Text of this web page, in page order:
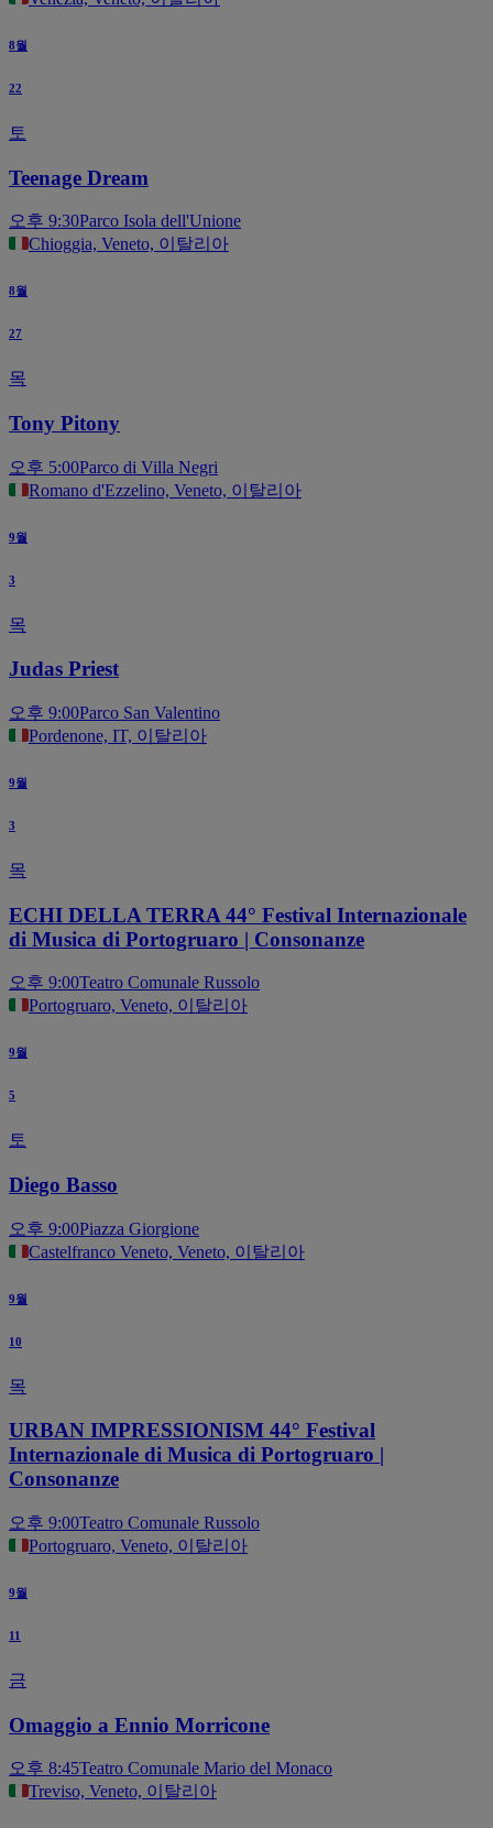
8월
22
토
Teenage Dream
오후 9:30Parco Isola dell'Unione
Chioggia, Veneto, 이탈리아
8월
27
목
Tony Pitony
오후 5:00Parco di Villa Negri
Romano d'Ezzelino, Veneto, 이탈리아
9월
3
목
Judas Priest
오후 9:00Parco San Valentino
Pordenone, IT, 이탈리아
9월
3
목
ECHI DELLA TERRA 44° Festival Internazionale
di Musica di Portogruaro | Consonanze
오후 9:00Teatro Comunale Russolo
Portogruaro, Veneto, 이탈리아
9월
5
토
Diego Basso
오후 9:00Piazza Giorgione
Castelfranco Veneto, Veneto, 이탈리아
9월
10
목
URBAN IMPRESSIONISM 44° Festival
Internazionale di Musica di Portogruaro |
Consonanze
오후 9:00Teatro Comunale Russolo
Portogruaro, Veneto, 이탈리아
9월
11
금
Omaggio a Ennio Morricone
오후 8:45Teatro Comunale Mario del Monaco
Treviso, Veneto, 이탈리아